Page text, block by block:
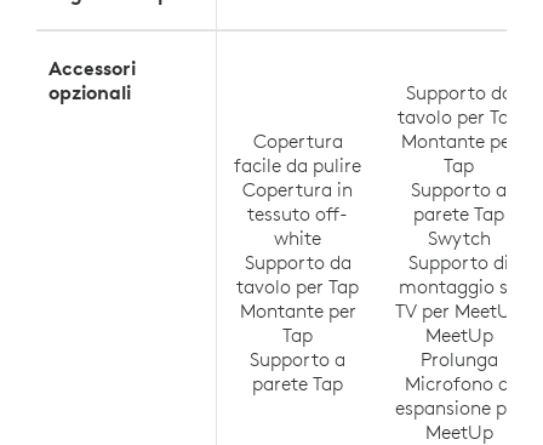
Accessori
opzionali
Copertura
facile da pulire
Copertura in
tessuto off-
white
Supporto da
tavolo per Tap
Montante per
Tap
Supporto a
parete Tap
Supporto da
tavolo per Tap
Montante per
Tap
Supporto a
parete Tap
Swytch
Supporto di
montaggio su
TV per MeetUp
MeetUp
Prolunga
Microfono di
espansione per
MeetUp